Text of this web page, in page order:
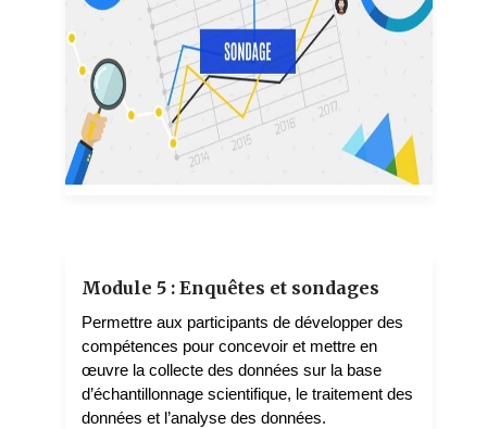
Module 5 : Enquêtes et sondages
Permettre aux participants de développer des
compétences pour concevoir et mettre en
œuvre la collecte des données sur la base
d’échantillonnage scientifique, le traitement des
données et l’analyse des données.